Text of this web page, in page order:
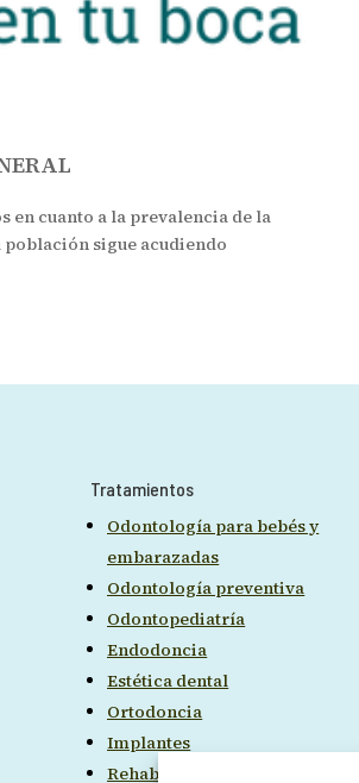
en cuanto a la prevalencia de la
población sigue acudiendo
Tratamientos
Odontología para bebés y
embarazadas
Odontología preventiva
Odontopediatría
Endodoncia
Estética dental
Ortodoncia
Implantes
Rehabilitación funcional,